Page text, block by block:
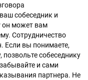
собеседник и
он может вам
Сотрудничество
Если вы понимаете,
позвольте собеседнику
и сами
партнера. Не